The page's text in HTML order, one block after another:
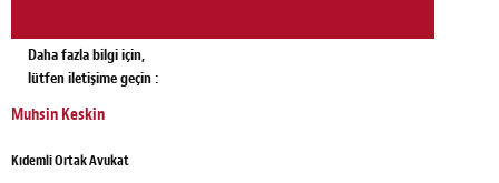
Daha fazla bilgi için,
lütfen iletişime geçin :
Muhsin Keskin
Kıdemli Ortak Avukat